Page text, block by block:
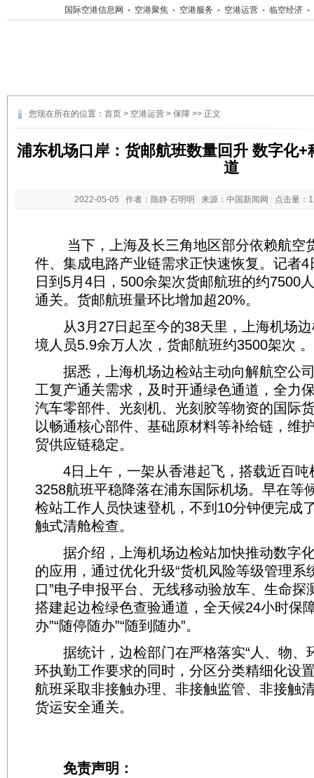
国际空港信息网 - 空港聚焦 - 空港服务 - 空港运营 - 临空经济 -
您现在所在的位置： 首页 > 空港运营 > 保障 >> 正文
浦东机场口岸：货邮航班数量回升 数字化+
道
2022-05-05 作者：陈静 石明明 来源：中国新闻网 点击量：
当下，上海及长三角地区部分依赖航空
件、集成电路产业链需求正快速恢复。记者
日到5月4日，500余架次货邮航班的约7500
通关。货邮航班量环比增加超20%。
从3月27日起至今的38天里，上海机场边
境人员5.9余万人次，货邮航班约3500架次 。
据悉，上海机场边检站主动向解航空公
工复产通关需求，及时开通绿色通道，全力
汽车零部件、光刻机、光刻胶等物资的国际
以畅通核心部件、基础原材料等补给链，维
贸供应链稳定。
4日上午，一架从香港起飞，搭载近百吨
3258航班平稳降落在浦东国际机场。早在等
检站工作人员快速登机，不到10分钟便完成
触式清舱检查。
据介绍，上海机场边检站加快推动数字
的应用，通过优化升级“货机风险等级管理系
口”电子申报平台、无线移动验放车、生命探
搭建起边检绿色查验通道，全天候24小时保
办”“随停随办”“随到随办”。
据统计，边检部门在严格落实“人、物、
环执勤工作要求的同时，分区分类精细化设
航班采取非接触办理、非接触监管、非接触
货运安全通关。
免责声明：